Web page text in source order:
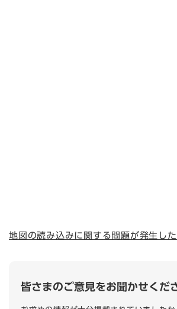
地図の読み込みに関する問題が発生し
皆さまのご意見をお聞かせくだ